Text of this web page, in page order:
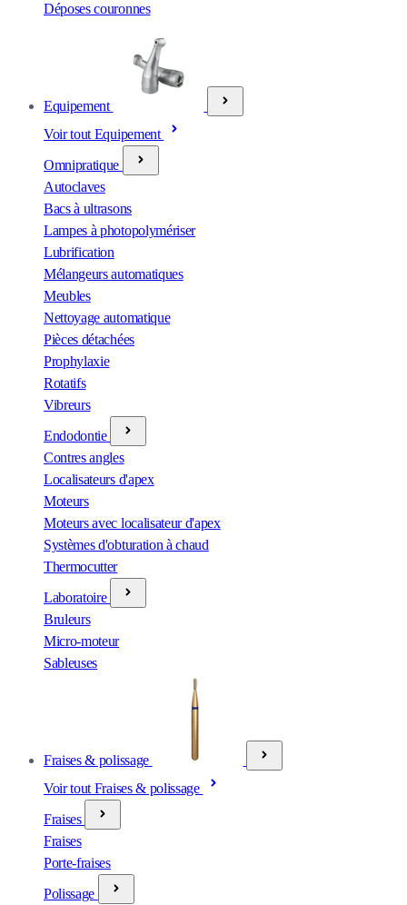
Déposes couronnes
Equipement
Voir tout Equipement
Omnipratique
Autoclaves
Bacs à ultrasons
Lampes à photopolymériser
Lubrification
Mélangeurs automatiques
Meubles
Nettoyage automatique
Pièces détachées
Prophylaxie
Rotatifs
Vibreurs
Endodontie
Contres angles
Localisateurs d'apex
Moteurs
Moteurs avec localisateur d'apex
Systèmes d'obturation à chaud
Thermocutter
Laboratoire
Bruleurs
Micro-moteur
Sableuses
Fraises & polissage
Voir tout Fraises & polissage
Fraises
Fraises
Porte-fraises
Polissage